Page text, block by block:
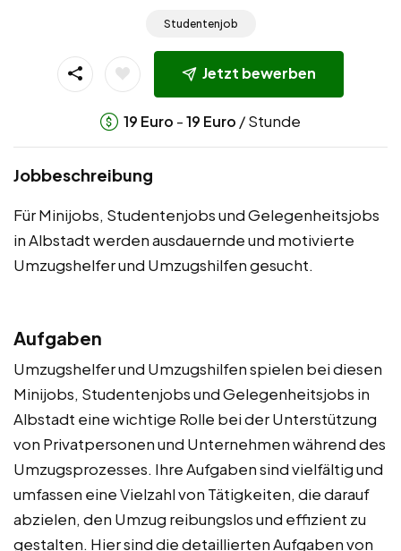
Studentenjob
Jetzt bewerben
19 Euro -19 Euro / Stunde
Jobbeschreibung
Für Minijobs, Studentenjobs und Gelegenheitsjobs
in Albstadt werden ausdauernde und motivierte
Umzugshelfer und Umzugshilfen gesucht.
Aufgaben
Umzugshelfer und Umzugshilfen spielen bei diesen
Minijobs, Studentenjobs und Gelegenheitsjobs in
Albstadt eine wichtige Rolle bei der Unterstützung
von Privatpersonen und Unternehmen während des
Umzugsprozesses. Ihre Aufgaben sind vielfältig und
umfassen eine Vielzahl von Tätigkeiten, die darauf
abzielen, den Umzug reibungslos und effizient zu
gestalten. Hier sind die detaillierten Aufgaben von